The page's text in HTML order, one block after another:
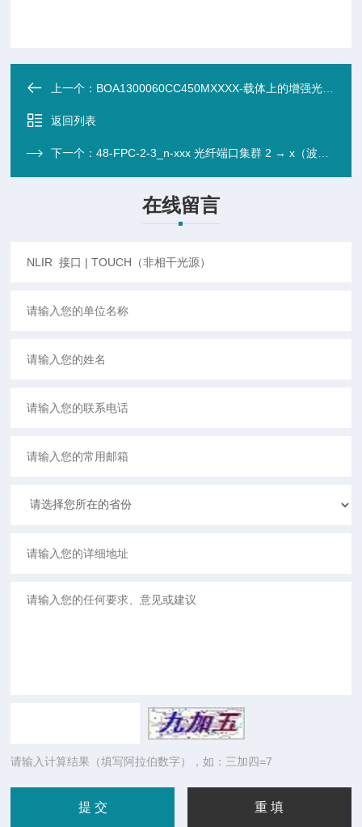
上一个： BOA1300060CC450MXXXX-载体上的增强光放大器
返回列表
下一个：48-FPC-2-3_n-xxx 光纤端口集群 2 → x（波分复用）
在线留言
请输入计算结果（填写阿拉伯数字），如：三加四=7